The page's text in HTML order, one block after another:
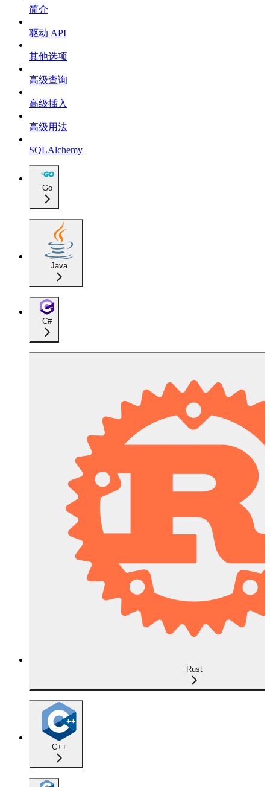
简介
驱动 API
其他选项
高级查询
高级插入
高级用法
SQLAlchemy
Go
Java
C#
Rust
C++